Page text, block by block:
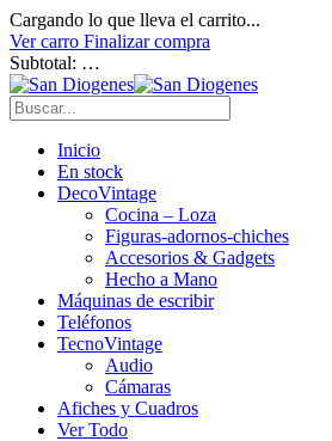
Cargando lo que lleva el carrito...
Ver carro Finalizar compra
Subtotal: …
Inicio
En stock
DecoVintage
Cocina – Loza
Figuras-adornos-chiches
Accesorios & Gadgets
Hecho a Mano
Máquinas de escribir
Teléfonos
TecnoVintage
Audio
Cámaras
Afiches y Cuadros
Ver Todo